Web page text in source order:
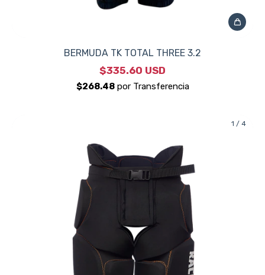
BERMUDA TK TOTAL THREE 3.2
$335.60 USD
1 / 4